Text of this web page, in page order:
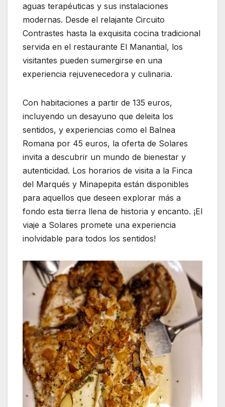
aguas terapéuticas y sus instalaciones
modernas. Desde el relajante Circuito
Contrastes hasta la exquisita cocina tradicional
servida en el restaurante El Manantial, los
visitantes pueden sumergirse en una
experiencia rejuvenecedora y culinaria.
Con habitaciones a partir de 135 euros,
incluyendo un desayuno que deleita los
sentidos, y experiencias como el Balnea
Romana por 45 euros, la oferta de Solares
invita a descubrir un mundo de bienestar y
autenticidad. Los horarios de visita a la Finca
del Marqués y Minapepita están disponibles
para aquellos que deseen explorar más a
fondo esta tierra llena de historia y encanto. ¡El
viaje a Solares promete una experiencia
inolvidable para todos los sentidos!